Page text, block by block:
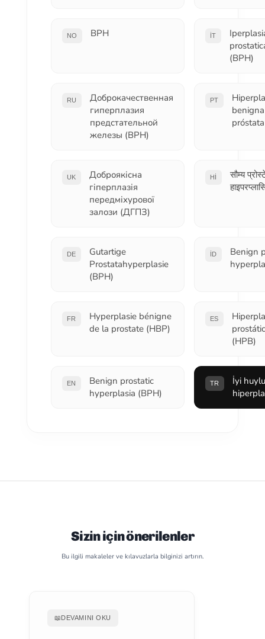
NO BPH IT
(BPH)
RU
Доброкачественная
гиперплазия
предстательной
железы (BPH)
PT
UK
Доброякісна
гіперплазія
передміхурової
залози (ДГПЗ)
HI
सौम्य
DE
Gutartige
Prostatahyperplasie
(BPH)
ID
Benign
FR
Hyperplasie bénigne
de la prostate (HBP)
ES
(HPB)
EN
Benign prostatic
hyperplasia (BPH)
TR
İyi
Sizin için önerilenler
Bu ilgili makaleler ve kılavuzlarla bilginizi artırın.
📖DEVAMINI OKU